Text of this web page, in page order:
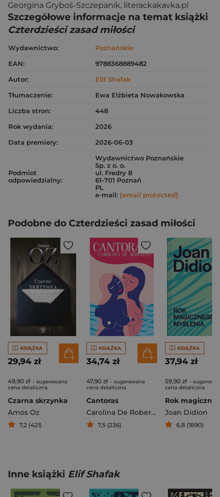
Georgina Gryboś-Szczepanik, literackakavka.pl
Szczegółowe informacje na temat książki
Czterdzieści zasad miłości
Wydawnictwo:
Poznańskie
EAN:
9788368889482
Autor:
Elif Shafak
Tłumaczenie:
Ewa Elżbieta Nowakowska
Liczba stron:
448
Rok wydania:
2026
Data premiery:
2026-06-03
Podmiot
odpowiedzialny:
Wydawnictwo Poznańskie
Sp. z o. o.
ul. Fredry 8
61-701 Poznań
PL
e-mail: [email protected]
Podobne do Czterdzieści zasad miłości
KSIĄŻKA
29,94 zł
49,90 zł - sugerowana
cena detaliczna
Czarna skrzynka
Amos Oz
7,2 (421)
KSIĄŻKA
34,74 zł
47,90 zł - sugerowana
cena detaliczna
Cantoras
Carolina De Robertis
7,5 (236)
KSIĄŻKA
37,94 zł
59,90 zł -
cena detaliczna
Joan Didion
6,8 (1890)
Inne książki Elif Shafak